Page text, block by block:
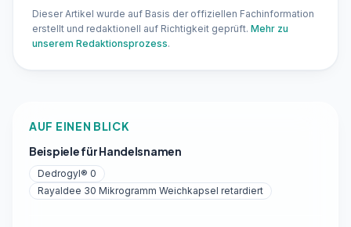
Dieser Artikel wurde auf Basis der offiziellen Fachinformation
erstellt und redaktionell auf Richtigkeit geprüft. Mehr zu
unserem Redaktionsprozess.
AUF EINEN BLICK
Beispiele für Handelsnamen
Dedrogyl® 0
Rayaldee 30 Mikrogramm Weichkapsel retardiert